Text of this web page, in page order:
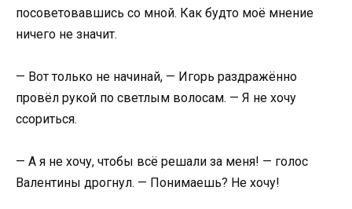
посоветовавшись со мной. Как будто моё мнение
ничего не значит.
— Вот только не начинай, — Игорь раздражённо
провёл рукой по светлым волосам. — Я не хочу
ссориться.
— А я не хочу, чтобы всё решали за меня! — голос
Валентины дрогнул. — Понимаешь? Не хочу!